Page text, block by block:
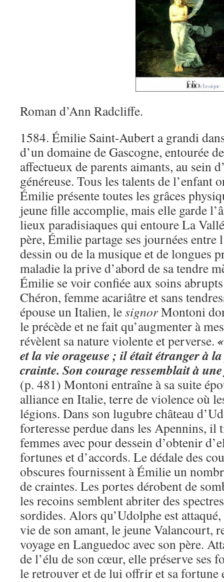
Roman d’Ann Radcliffe.
1584. Émilie Saint-Aubert a grandi
d’un domaine de Gascogne, entourée
affectueux de parents aimants, au sein
généreuse. Tous les talents de l’enfant
Émilie présente toutes les grâces
jeune fille accomplie, mais elle garde
lieux paradisiaques qui entoure La
père, Émilie partage ses journées entre
dessin ou de la musique et de longues
maladie la prive d’abord de sa tendre
Émilie se voir confiée aux soins
Chéron, femme acariâtre et sans
épouse un Italien, lesignorMontoni
le précède et ne fait qu’augmenter à
révèlent sa nature violente et perverse.
et la vie orageuse ; il était étranger à
crainte. Son courage ressemblait à
(p. 481) Montoni entraîne à sa suite
alliance en Italie, terre de violence où
légions. Dans son lugubre château
forteresse perdue dans les Apennins, il
femmes avec pour dessein d’obtenir
fortunes et d’accords. Le dédale des
obscures fournissent à Émilie un
de craintes. Les portes dérobent de
les recoins semblent abriter des
sordides. Alors qu’Udolphe est
vie de son amant, le jeune Valancourt,
voyage en Languedoc avec son père.
de l’élu de son cœur, elle préserve ses
le retrouver et de lui offrir et sa fortune